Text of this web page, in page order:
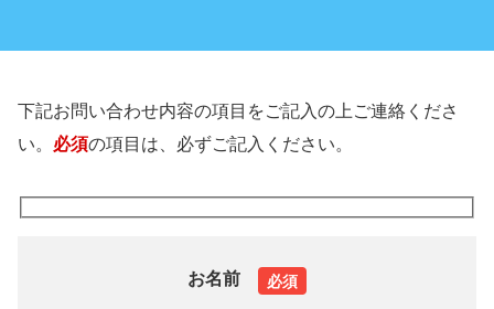
下記お問い合わせ内容の項目をご記入の上ご連絡くださ
い。 必須の項目は、必ずご記入ください。
お名前 必須